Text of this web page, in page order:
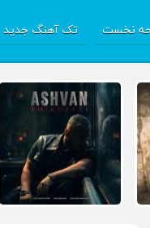
نخست تک آهنگ جدید